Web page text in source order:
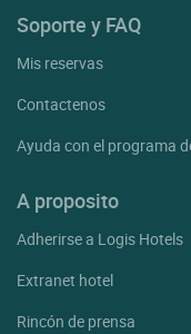
Soporte y FAQ
Mis reservas
Contactenos
Ayuda con el programa
A proposito
Adherirse a Logis Hotels
Extranet hotel
Rincón de prensa